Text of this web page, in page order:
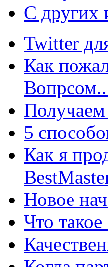
С других
Twitter
Как
5
Как я
Новое
Что такое